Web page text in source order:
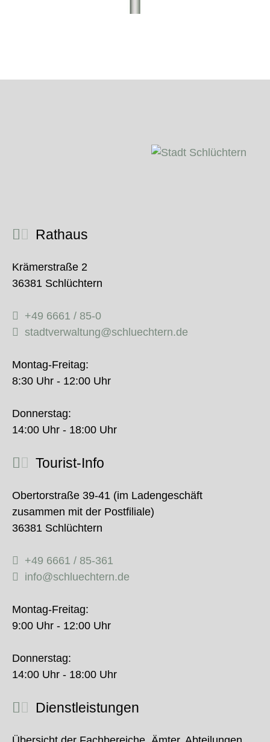
Rathaus
Krämerstraße 2
36381 Schlüchtern
+49 6661 / 85-0
stadtverwaltung@schluechtern.de
Montag-Freitag:
8:30 Uhr - 12:00 Uhr
Donnerstag:
14:00 Uhr - 18:00 Uhr
Tourist-Info
Obertorstraße 39-41 (im Ladengeschäft
zusammen mit der Postfiliale)
36381 Schlüchtern
+49 6661 / 85-361
info@schluechtern.de
Montag-Freitag:
9:00 Uhr - 12:00 Uhr
Donnerstag:
14:00 Uhr - 18:00 Uhr
Dienstleistungen